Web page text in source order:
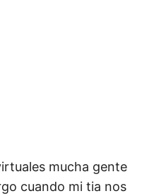
mucha gente
cuando mi tia nos